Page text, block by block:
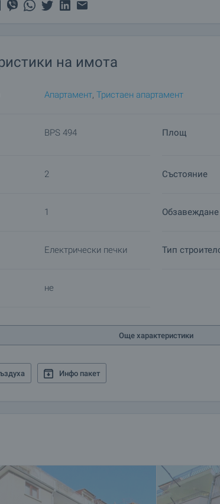
на имота
Апартамент, Тристаен апартамент
BPS 494 Площ
2 Състояние
1 Обзавеждане
Електрически печки Тип
не
Още характеристики
Инфо пакет